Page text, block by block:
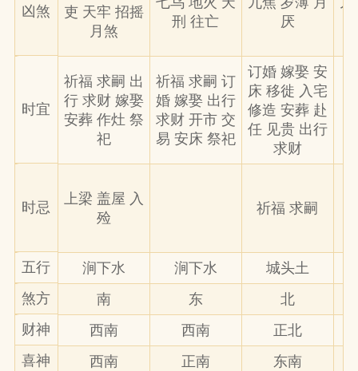
凶煞
吏 天牢 招摇
月煞
刑 往亡
厌
时宜
祈福 求嗣 出
行 求财 嫁娶
安葬 作灶 祭
祀
祈福 求嗣 订
婚 嫁娶 出行
求财 开市 交
易 安床 祭祀
订婚 嫁娶 安
床 移徙 入宅
修造 安葬 赴
任 见贵 出行
求财
时忌
上梁 盖屋 入
殓
祈福 求嗣
五行 涧下水 涧下水 城头土
煞方
南 东
北
财神
西南 西南
正北
喜神
西南 正南 东南